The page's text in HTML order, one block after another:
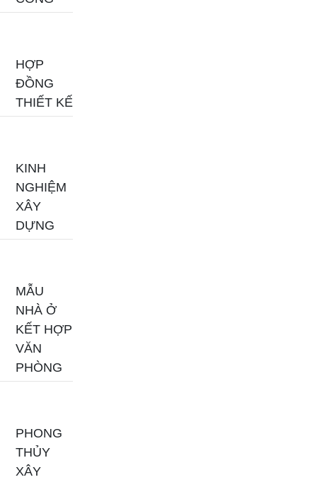
HỢP
ĐỒNG
THIẾT KẾ
KINH
NGHIỆM
XÂY
DỰNG
MẪU
NHÀ Ở
KẾT HỢP
VĂN
PHÒNG
PHONG
THỦY
XÂY